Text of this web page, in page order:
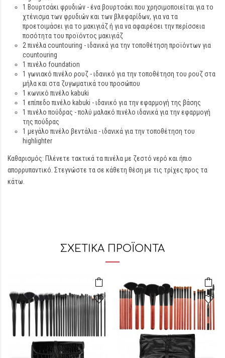
1 Βουρτσάκι φρυδιών - ένα βουρτσάκι που χρησιμοποιείται για το
χτένισμα των φρυδιών και των βλεφαρίδων, για να τα
προετοιμάσει για το μακιγιάζ ή για να αφαιρέσει την περίσσεια
ποσότητα του προϊόντος μακιγιάζ
2 πινέλα countouring - ιδανικά για την τοποθέτηση προϊόντων για
countouring
1 πινέλο foundation
1 γωνιακό πινέλο ρουζ - ιδανικό για την τοποθέτηση του ρουζ στα
μήλα και στα ζυγωματικά του προσώπου
1 κωνικό πινέλο kabuki
1 επίπεδο πινέλο kabuki - ιδανικό για την εφαρμογή της βάσης
1 πινέλο πούδρας - πολύ μαλακό πινέλο ιδανικά για την εφαρμογή
της πούδρας
1 μεγάλο πινέλο βεντάλια - ιδανικά για την τοποθέτηση του
highlighter
Καθαρισμός: Πλένετε τακτικά τα πινέλα με ζεστό νερό και ήπιο
απορρυπαντικό. Στεγνώστε τα σε κάθετη θέση με τις τρίχες προς τα
κάτω.
ΣΧΕΤΙΚΆ ΠΡΟΪΌΝΤΑ